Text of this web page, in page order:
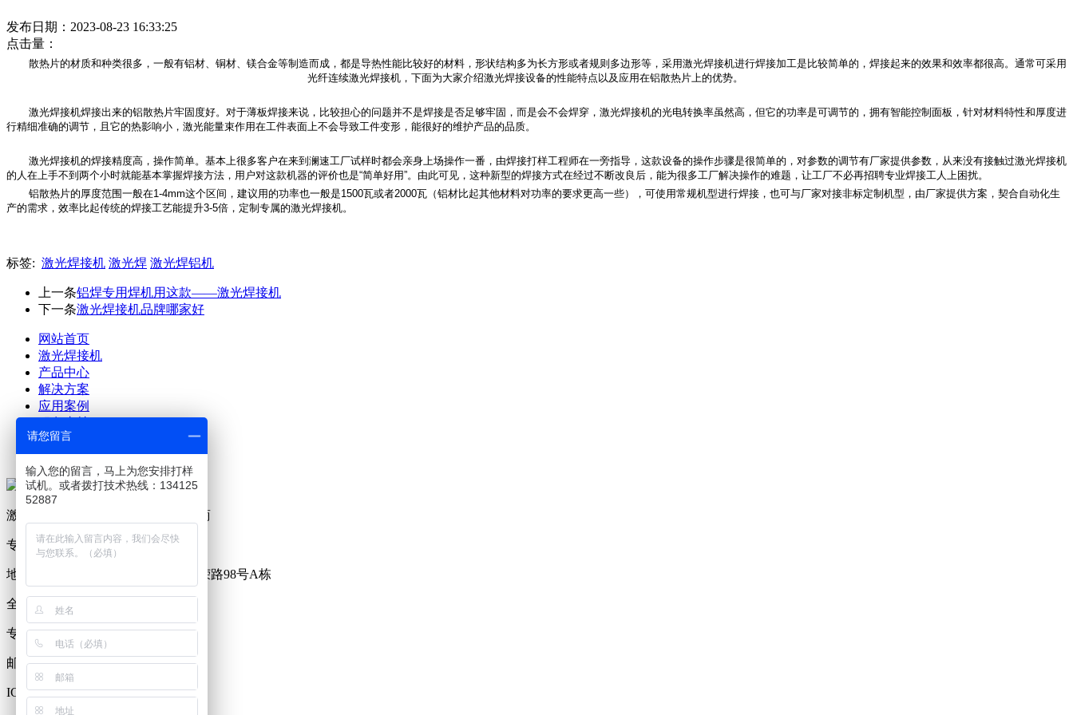
发布日期：2023-08-23 16:33:25
点击量：
散热片的材质和种类很多，一般有铝材、铜材、镁合金等制造而成，都是导热性能比较好的材料，形状结构多为长方形或者规则多边形等，采用激光焊接机进行焊接加工是比较简单的，焊接起来的效果和效率都很高。通常可采用
光纤连续激光焊接机，下面为大家介绍激光焊接设备的性能特点以及应用在铝散热片上的优势。
激光焊接机焊接出来的铝散热片牢固度好。对于薄板焊接来说，比较担心的问题并不是焊接是否足够牢固，而是会不会焊穿，激光焊接机的光电转换率虽然高，但它的功率是可调节的，拥有智能控制面板，针对材料特性和厚度进
行精细准确的调节，且它的热影响小，激光能量束作用在工件表面上不会导致工件变形，能很好的维护产品的品质。
激光焊接机的焊接精度高，操作简单。基本上很多客户在来到澜速工厂试样时都会亲身上场操作一番，由焊接打样工程师在一旁指导，这款设备的操作步骤是很简单的，对参数的调节有厂家提供参数，从来没有接触过激光焊接机
的人在上手不到两个小时就能基本掌握焊接方法，用户对这款机器的评价也是“简单好用”。由此可见，这种新型的焊接方式在经过不断改良后，能为很多工厂解决操作的难题，让工厂不必再招聘专业焊接工人上困扰。
铝散热片的厚度范围一般在1-4mm这个区间，建议用的功率也一般是1500瓦或者2000瓦（铝材比起其他材料对功率的要求更高一些），可使用常规机型进行焊接，也可与厂家对接非标定制机型，由厂家提供方案，契合自动化生
产的需求，效率比起传统的焊接工艺能提升3-5倍，定制专属的激光焊接机。
标签: 激光焊接机 激光焊 激光焊铝机
上一条铝焊专用焊机用这款——激光焊接机
下一条激光焊接机品牌哪家好
网站首页
激光焊接机
产品中心
解决方案
应用案例
关于澜速
联系澜速
激光设备及生产工艺解决方案提供商
专业研发、制造激光焊接机19年
地址：广东省东莞市塘厦镇林村西荣路98号A栋
全国服务热线：0769-81221176
专员服务热线：13412552887
邮箱：2718917372@qq.com
ICP备案号：粤ICP备17115279号
请您留言
输入您的留言，马上为您安排打样
试机。或者拨打技术热线：134125
52887